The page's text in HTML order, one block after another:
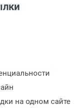
на одном сайте